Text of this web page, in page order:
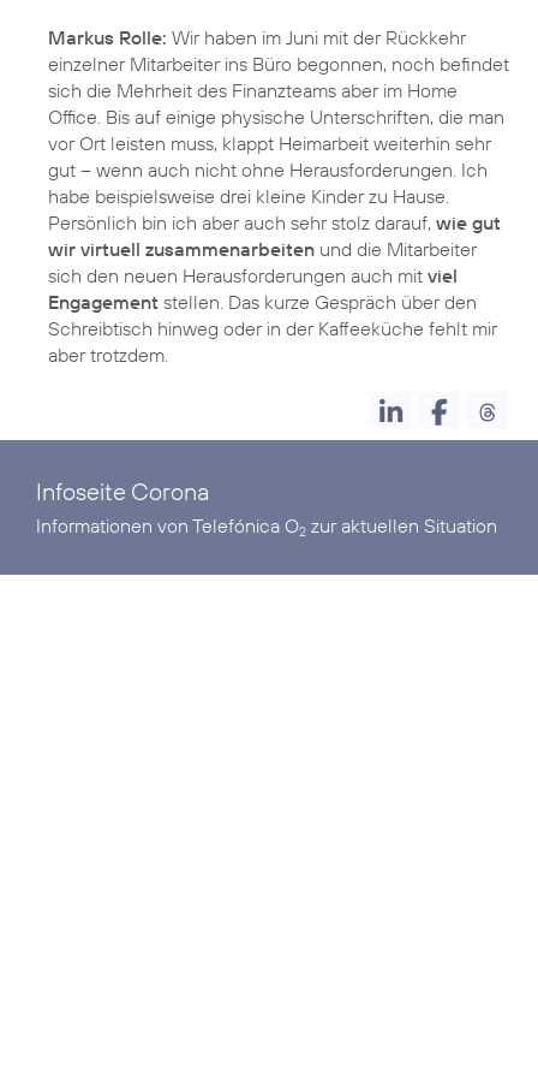
Markus Rolle: Wir haben im Juni mit der Rückkehr
einzelner Mitarbeiter ins Büro begonnen, noch befindet
sich die Mehrheit des Finanzteams aber im Home
Office. Bis auf einige physische Unterschriften, die man
vor Ort leisten muss, klappt Heimarbeit weiterhin sehr
gut – wenn auch nicht ohne Herausforderungen. Ich
habe beispielsweise drei kleine Kinder zu Hause.
Persönlich bin ich aber auch sehr stolz darauf, wie gut
wir virtuell zusammenarbeiten und die Mitarbeiter
sich den neuen Herausforderungen auch mit viel
Engagement stellen. Das kurze Gespräch über den
Schreibtisch hinweg oder in der Kaffeeküche fehlt mir
aber trotzdem.
Infoseite Corona
Informationen von Telefónica O2 zur aktuellen Situation